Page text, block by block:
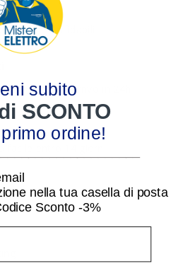
affidabili
- Ordini in arrivo in 24h
subito
SCONTO
ordine!
nella tua casella di posta
Sconto -3%